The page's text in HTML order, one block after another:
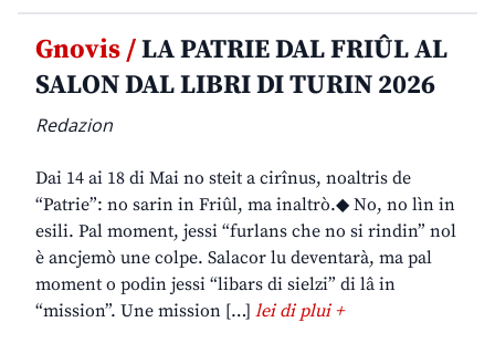
Gnovis /LA PATRIE DAL FRIÛL AL
SALON DAL LIBRI DI TURIN 2026
Redazion
Dai 14 ai 18 di Mai no steit a cirînus, noaltris de
“Patrie”: no sarin in Friûl, ma inaltrò.◆ No, no lìn in
esili. Pal moment, jessi “furlans che no si rindin” nol
è ancjemò une colpe. Salacor lu deventarà, ma pal
moment o podin jessi “libars di sielzi” di lâ in
“mission”. Une mission […] lei di plui +